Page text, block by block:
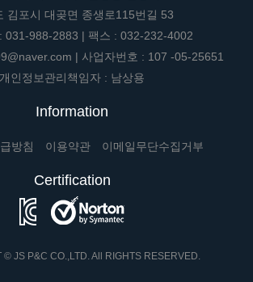
김포시 대곶면 종생로115번길 53
031-988-2883 | 팩스 : 032-232-4002
| 사업자번호 : 107 -05-25651
개인정보관리책임자 : 남상용
Information
방침 이용약관 이메일무단수집거부
Certification
© JS P&C CO.,LTD. All RIGHTS RESERVED.